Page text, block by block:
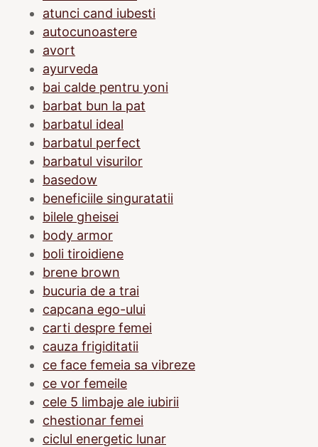
atunci cand iubesti
autocunoastere
avort
ayurveda
bai calde pentru yoni
barbat bun la pat
barbatul ideal
barbatul perfect
barbatul visurilor
basedow
beneficiile singuratatii
bilele gheisei
body armor
boli tiroidiene
brene brown
bucuria de a trai
capcana ego-ului
carti despre femei
cauza frigiditatii
ce face femeia sa vibreze
ce vor femeile
cele 5 limbaje ale iubirii
chestionar femei
ciclul energetic lunar